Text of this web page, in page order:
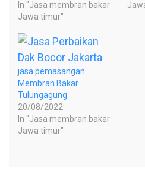
In "Jasa membran bakar
Jawa timur"
jasa pemasangan
Membran Bakar
Tulungagung
20/08/2022
In "Jasa membran bakar
Jawa timur"